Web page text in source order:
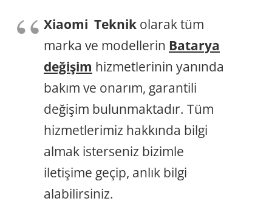
Xiaomi Teknik olarak tüm
marka ve modellerin Batarya
değişim hizmetlerinin yanında
bakım ve onarım, garantili
değişim bulunmaktadır. Tüm
hizmetlerimiz hakkında bilgi
almak isterseniz bizimle
iletişime geçip, anlık bilgi
alabilirsiniz.